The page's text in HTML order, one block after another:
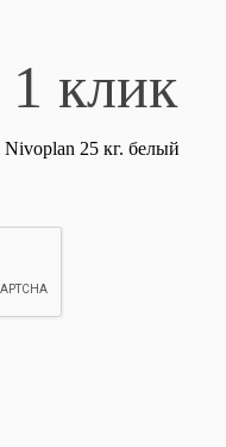
1 клик
25 кг. белый